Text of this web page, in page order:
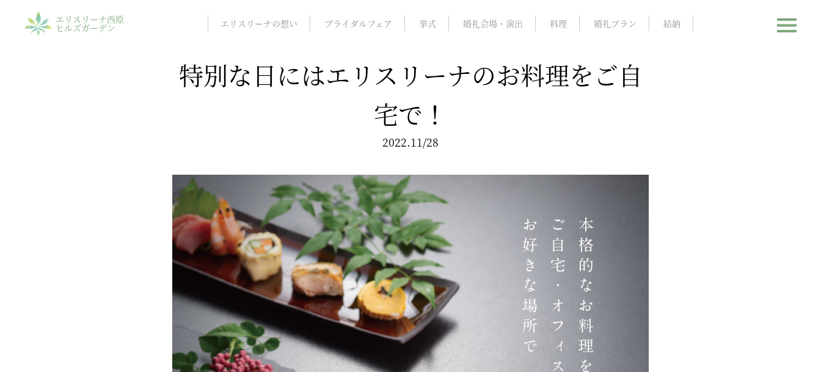
エリスリーナ西原
ヒルズガーデン エリスリーナの想い ブライダルフェア 挙式 婚礼会場・演出 料理 婚礼プラン 結納
特別な日にはエリスリーナのお料理をご自
宅で！
2022.11/28